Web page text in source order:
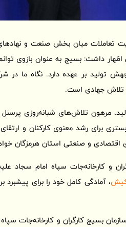
اظهار داشت: بسیج به عنوان بازوی
بر عهده دارد. نگاه ما در
تلاش جهادی است.
مرهون تلاش‌های شبانه‌روزی
برای رشد معنوی کارکنان و
اقتصادی و صنعتی استان هرمزگان
و کارخانه‌جات سپاه امام سجاد
کیش، آمادگی کامل خود را برای
بسیج کارگران و کارخانه‌جات